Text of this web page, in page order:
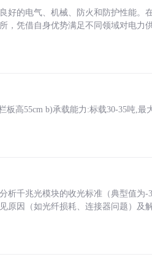
好的电气、机械、防火和防护性能。
，凭借自身优势满足不同领域对电力
板高55cm b)承载能力:标载30-35吨,最
千兆光模块的收光标准（典型值为-
原因（如光纤损耗、连接器问题）及